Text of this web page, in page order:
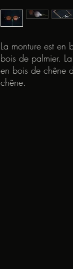
La monture est en
bois de palmier.
en bois de chêne
chêne.